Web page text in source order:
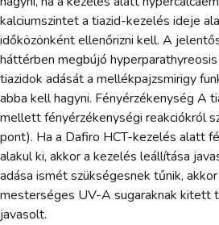
kalciumszintet a tiazid-kezelés ideje
időközönként ellenőrizni kell. A
háttérben megbújó
tiazidok adását a mellékpajzsmirigy
abba kell hagyni. Fényérzékenység A
mellett fényérzékenységi reakciókról
pont). Ha a Dafiro HCT-kezelés alatt
alakul ki, akkor a kezelés leállítása
adása ismét szükségesnek tűnik,
mesterséges UV-A sugaraknak kitett
javasolt.